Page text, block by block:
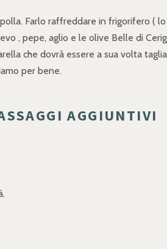
Farlo raffreddare in frigorifero (
, pepe, aglio e le olive Belle di
che dovrà essere a sua volta
per bene.
AGGIUNTIVI